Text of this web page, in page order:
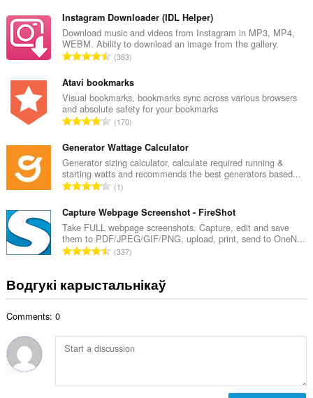
з
н
а
к
ў
:
Instagram Downloader (IDL Helper)
Download music and videos from Instagram in MP3, MP4,
WEBM. Ability to download an image from the gallery.
А
з
н
а
к
ў
:
383
Atavi bookmarks
Visual bookmarks, bookmarks sync across various browsers
and absolute safety for your bookmarks
А
з
н
а
к
ў
:
170
Generator Wattage Calculator
Generator sizing calculator, calculate required running &
starting watts and recommends the best generators based...
А
з
н
а
к
ў
:
1
Capture Webpage Screenshot - FireShot
Take FULL webpage screenshots. Capture, edit and save
them to PDF/JPEG/GIF/PNG, upload, print, send to OneN...
А
н
а
ў
337
Водгукі карыстальнікаў
Comments: 0